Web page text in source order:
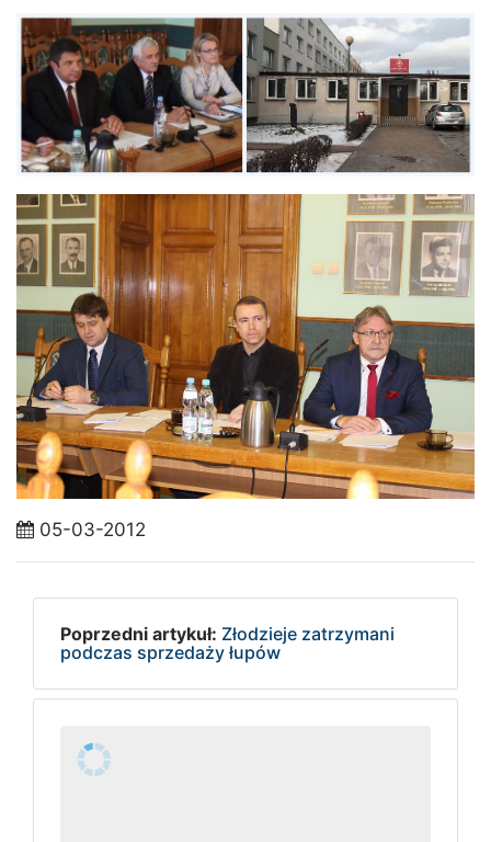
05-03-2012
Poprzedni artykuł: Złodzieje zatrzymani
podczas sprzedaży łupów